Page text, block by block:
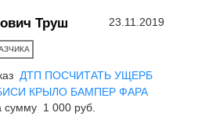
Труш 23.11.2019
ДТП ПОСЧИТАТЬ УЩЕРБ
КРЫЛО БАМПЕР ФАРА
сумму 1 000 руб.